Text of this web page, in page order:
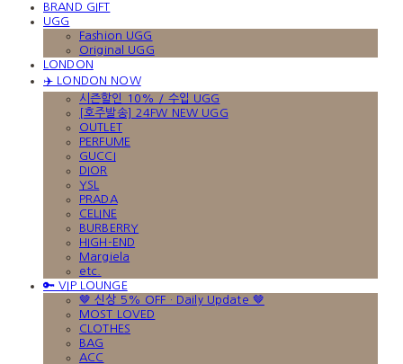
BRAND GIFT
UGG
Fashion UGG
Original UGG
LONDON
✈️ LONDON NOW
시즌할인 10% / 수입 UGG
[호주발송] 24FW NEW UGG
OUTLET
PERFUME
GUCCI
DIOR
YSL
PRADA
CELINE
BURBERRY
HIGH-END
Margiela
etc.
🔑 VIP LOUNGE
🤎 신상 5% OFF · Daily Update 🤎
MOST LOVED
CLOTHES
BAG
ACC